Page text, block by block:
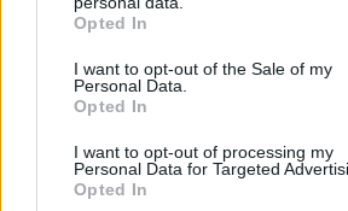
grant or deny consent to Google and its
use your data for below specified
consent section.
Opted In
I want to opt-out of the Sale of my
Personal Data.
Opted In
I want to opt-out of processing my
Personal Data for Targeted
Opted In